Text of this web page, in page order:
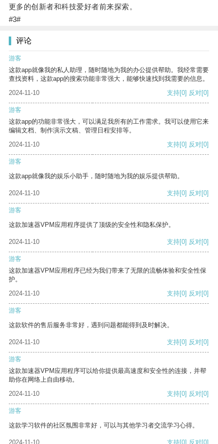
更多的创新者和科技爱好者前来探索。
#3#
评论
游客
这款app就像我的私人助理，随时随地为我的办公提供帮助。我经常需要
查找资料，这款app的搜索功能非常强大，能够快速找到我需要的信息。
2024-11-10
支持[0] 反对[0]
游客
这款app的功能非常强大，可以满足我所有的工作需求。我可以使用它来
编辑文档、制作演示文稿、管理日程安排等。
2024-11-10
支持[0] 反对[0]
游客
这款app就像我的娱乐小助手，随时随地为我的娱乐提供帮助。
2024-11-10 支持[0] 反对[0]
游客
这款加速器VPM应用程序提供了顶级的安全性和隐私保护。
2024-11-10 支持[0] 反对[0]
游客
这款加速器VPM应用程序已经为我们带来了无限的流畅体验和安全性保
护。
2024-11-10
支持[0] 反对[0]
游客
这款软件的售后服务非常好，遇到问题都能得到及时解决。
2024-11-10 支持[0] 反对[0]
游客
这款加速器VPM应用程序可以给你提供最高速度和安全性的连接，并帮
助你在网络上自由移动。
2024-11-10
支持[0] 反对[0]
游客
这款学习软件的社区氛围非常好，可以与其他学习者交流学习心得。
2024-11-10 支持[0] 反对[0]